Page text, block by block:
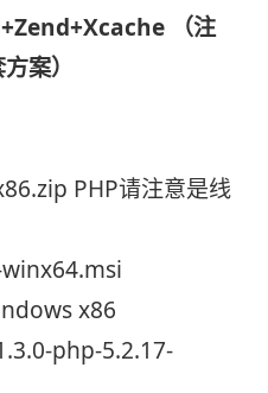
（注
案）
PHP请注意是线
x86
php-5.2.17-